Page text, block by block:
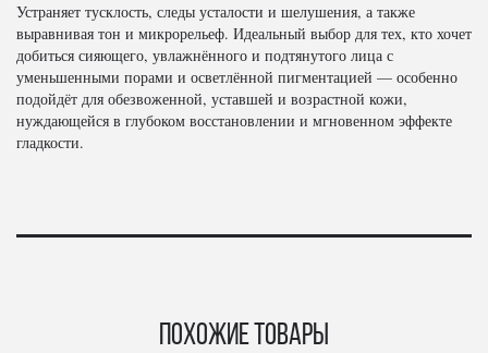
Устраняет тусклость, следы усталости и шелушения, а также
выравнивая тон и микрорельеф. Идеальный выбор для тех, кто хочет
добиться сияющего, увлажнённого и подтянутого лица с
уменьшенными порами и осветлённой пигментацией — особенно
подойдёт для обезвоженной, уставшей и возрастной кожи,
нуждающейся в глубоком восстановлении и мгновенном эффекте
гладкости.
Похожие товары